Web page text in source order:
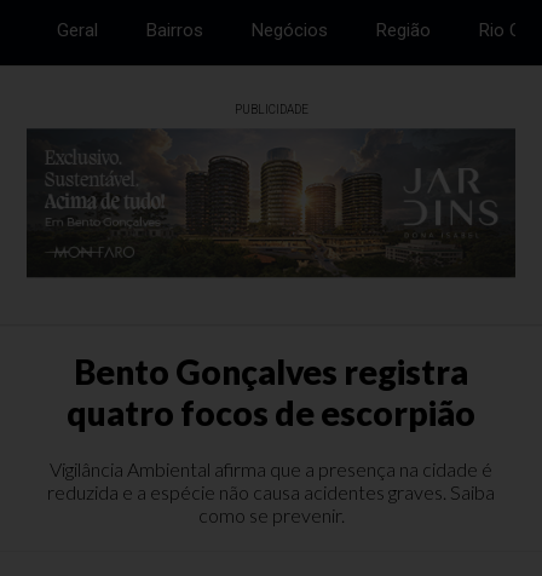
Geral Bairros Negócios Região Rio
PUBLICIDADE
Bento Gonçalves registra
quatro focos de escorpião
Vigilância Ambiental afirma que a presença na cidade é
reduzida e a espécie não causa acidentes graves. Saiba
como se prevenir.